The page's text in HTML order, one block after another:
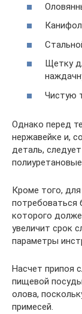
Щетку
Чистую
Однако перед
нержавейке и,
деталь,
Кроме того,
потребоваться
которого
увеличит срок
параметры
Насчет припоя
пищевой
олова,
примесей.